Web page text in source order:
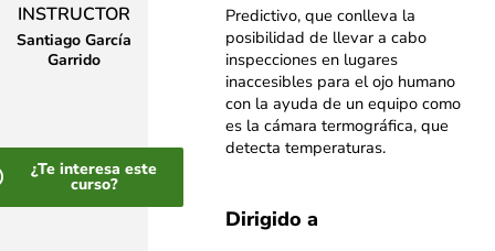
INSTRUCTOR
Santiago García
Garrido
¿Te interesa este
curso?
Predictivo, que conlleva la
posibilidad de llevar a cabo
inspecciones en lugares
inaccesibles para el ojo humano
con la ayuda de un equipo como
es la cámara termográfica, que
detecta temperaturas.
Dirigido a